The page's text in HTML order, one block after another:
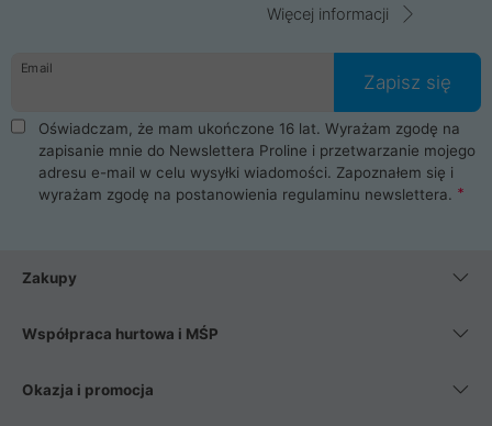
komunikacja ze sklepem komputerowym ProLine jest
danych osobowych. Dlatego zakup notebooka albo laptopa w
ProLine to czysta przyjemność i pełne bezpieczeństwo.
Zaopatrzysz się u nas w akcesoria i części komputerowe
takie jak procesory, karty graficzne, płyty główne, pamięci,
dyski SSD, M.2 oraz HDD. Nasi pracownicy pomogą Ci wybrać
najlepszy zasilacz komputerowy oraz obudowę do komputera.
Poza komputerami mamy również najlepsze na rynku
Smartfony takich producentów jak Xiaomi, Apple, Samsung i
wentylatory. Na koniec mając już to wszystko, możesz
Więcej informacji
Email
Zapisz się
Oświadczam, że mam ukończone 16 lat. Wyrażam zgodę na
zapisanie mnie do Newslettera Proline i przetwarzanie mojego
adresu e-mail w celu wysyłki wiadomości. Zapoznałem się i
wyrażam zgodę na postanowienia regulaminu newslettera.
Zakupy
Współpraca hurtowa i MŚP
Okazja i promocja